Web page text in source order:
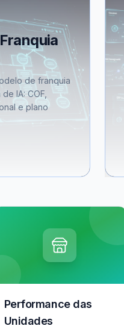
de franquia
IA: COF,
e plano
Performance das
Unidades